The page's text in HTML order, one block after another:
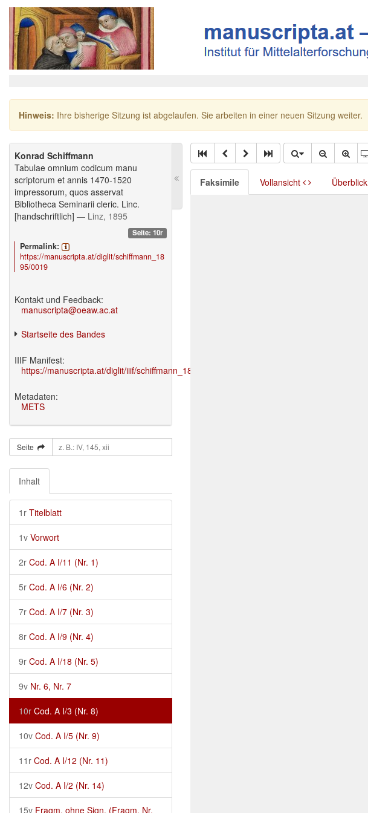
Hinweis: Ihre bisherige Sitzung ist abgelaufen. Sie arbeiten in einer neuen Sitzung weiter.
Konrad Schiffmann
Tabulae omnium codicum manu
scriptorum et annis 1470-1520
impressorum, quos asservat
Bibliotheca Seminarii cleric. Linc.
[handschriftlich] — Linz, 1895
Seite: 10r
Permalink:
https://manuscripta.at/diglit/schiffmann_18
95/0019
Kontakt und Feedback:
manuscripta@oeaw.ac.at
Startseite des Bandes
IIIF Manifest:
https://manuscripta.at/diglit/iiif/schiffmann_1895/manifest.json
Metadaten:
METS
Seite
Inhalt
1r Titelblatt
1v Vorwort
2r Cod. A I/11 (Nr. 1)
5r Cod. A I/6 (Nr. 2)
7r Cod. A I/7 (Nr. 3)
8r Cod. A I/9 (Nr. 4)
9r Cod. A I/18 (Nr. 5)
9v Nr. 6, Nr. 7
10r Cod. A I/3 (Nr. 8)
10v Cod. A I/5 (Nr. 9)
11r Cod. A I/12 (Nr. 11)
12v Cod. A I/2 (Nr. 14)
15v Fragm. ohne Sign. (Fragm. Nr.
Faksimile Vollansicht Überblick